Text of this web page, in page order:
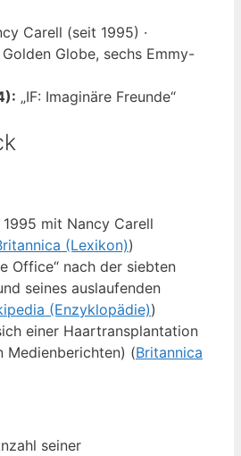
Carell (seit 1995) ·
Golden Globe, sechs Emmy-
„IF: Imaginäre Freunde“
mit Nancy Carell
(Lexikon))
Office“ nach der siebten
seines auslaufenden
(Enzyklopädie))
einer Haartransplantation
Medienberichten) (Britannica
seiner